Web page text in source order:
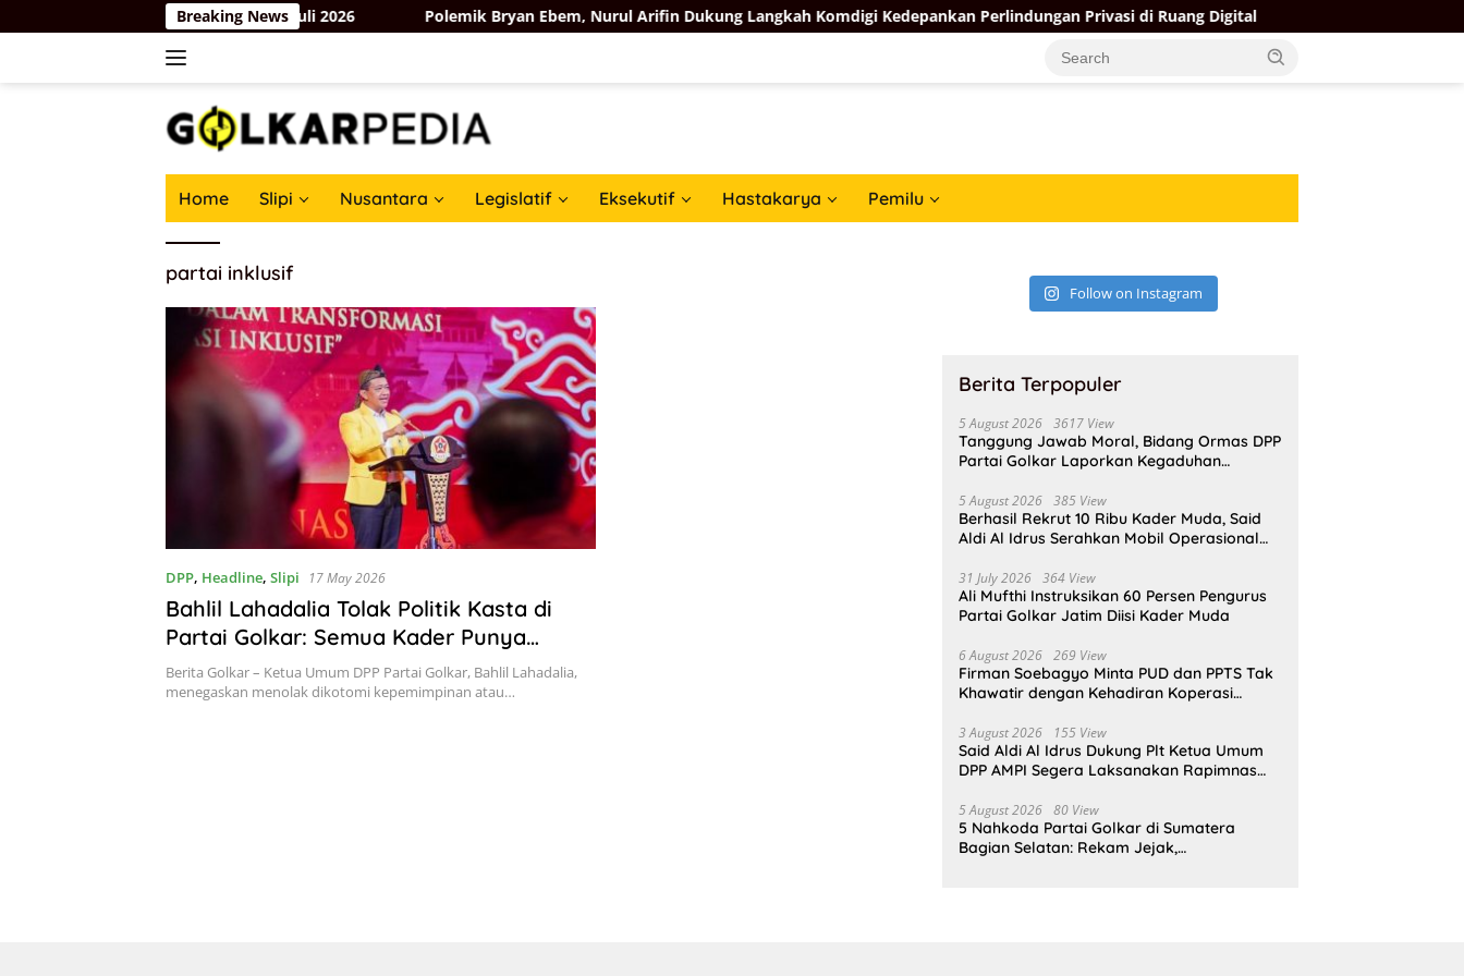
to
Breaking News
Kuantitas Pemberitaan Periode Juli 2026 Polemik Bryan Ebem, Nurul Arifin Dukung Langkah Komdigi Kedepankan Perlindungan Privasi di Ruang Digital
Home Slipi Nusantara Legislatif Eksekutif Hastakarya Pemilu
partai inklusif
DPP, Headline, Slipi 17 May 2026
Bahlil Lahadalia Tolak Politik Kasta di
Partai Golkar: Semua Kader Punya
Kesempatan yang Sama!
Berita Golkar – Ketua Umum DPP Partai Golkar, Bahlil Lahadalia,
menegaskan menolak dikotomi kepemimpinan atau…
Follow on Instagram
Berita Terpopuler
5 August 2026 3617 View
Tanggung Jawab Moral, Bidang Ormas DPP
Partai Golkar Laporkan Kegaduhan
5 August 2026 385 View
Berhasil Rekrut 10 Ribu Kader Muda, Said
Aldi Al Idrus Serahkan Mobil Operasional
31 July 2026 364 View
Ali Mufthi Instruksikan 60 Persen Pengurus
Partai Golkar Jatim Diisi Kader Muda
6 August 2026 269 View
Firman Soebagyo Minta PUD dan PPTS Tak
Khawatir dengan Kehadiran Koperasi
3 August 2026 155 View
Said Aldi Al Idrus Dukung Plt Ketua Umum
DPP AMPI Segera Laksanakan Rapimnas
5 August 2026 80 View
5 Nahkoda Partai Golkar di Sumatera
Bagian Selatan: Rekam Jejak,